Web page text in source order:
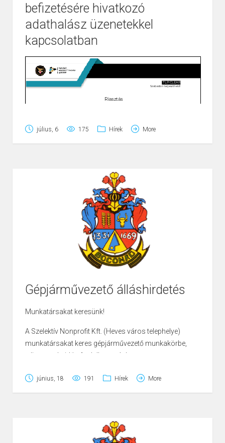
Page 1 /2 Zoom
befizetésére hivatkozó
adathalász üzenetekkel
kapcsolatban
Page1/5
július, 6 175 Hírek More
Gépjárművezető álláshirdetés
Munkatársakat keresünk!
A Szelektív Nonprofit Kft. (Heves város telephelye)
munkatársakat keres gépjárművezető munkakörbe,
teljes munkaidős foglalkoztatásban.
– GKI Kártya
– C kat. jogosítvány
– hasonló munkakörbe szerzett tapasztalat
június, 18 191 Hírek More